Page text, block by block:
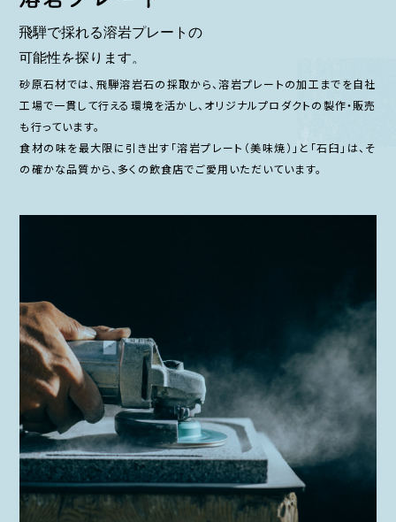
砂原石材では、飛騨溶岩石の採取から、溶岩プレートの加工までを自社
工場で一貫して行える環境を活かし、オリジナルプロダクトの製作・販売
も行っています。
食材の味を最大限に引き出す「溶岩プレート（美味焼）」と「石臼」は、そ
の確かな品質から、多くの飲食店でご愛用いただいています。